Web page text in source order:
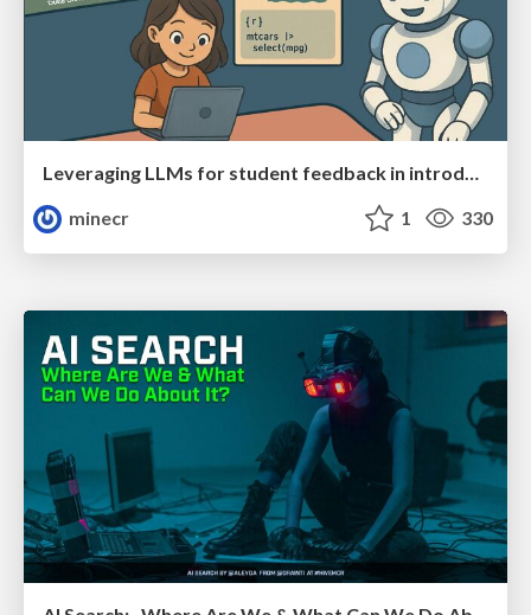
Leveraging LLMs for student feedback in introductory data science courses - posit::conf(2025)
minecr
1 330